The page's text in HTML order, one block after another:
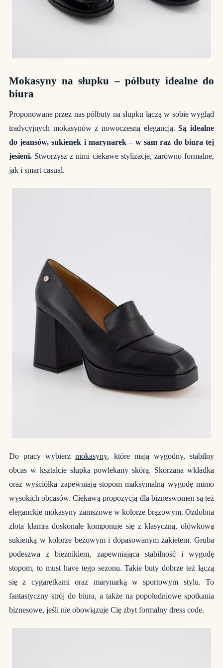
Mokasyny na słupku – półbuty idealne do
biura
Proponowane przez nas półbuty na słupku łączą w sobie wygląd
tradycyjnych mokasynów z nowoczesną elegancją.Są idealne
do jeansów, sukienek i marynarek – w sam raz do biura tej
jesieni. Stworzysz z nimi ciekawe stylizacje, zarówno formalne,
jak i smart casual.
Do pracy wybierzmokasyny, które mają wygodny, stabilny
obcas w kształcie słupka powlekany skórą. Skórzana wkładka
oraz wyściółka zapewniają stopom maksymalną wygodę mimo
wysokich obcasów. Ciekawą propozycją dla bizneswomen są też
eleganckie mokasyny zamszowe w kolorze brązowym. Ozdobna
złota klamra doskonale komponuje się z klasyczną, ołówkową
sukienką w kolorze beżowym i dopasowanym żakietem. Gruba
podeszwa z bieżnikiem, zapewniająca stabilność i wygodę
stopom, to must have tego sezonu. Takie buty dobrze też łączą
się z cygaretkami oraz marynarką w sportowym stylu. To
fantastyczny strój do biura, a także na popołudniowe spotkania
biznesowe, jeśli nie obowiązuje Cię zbyt formalny dress code.